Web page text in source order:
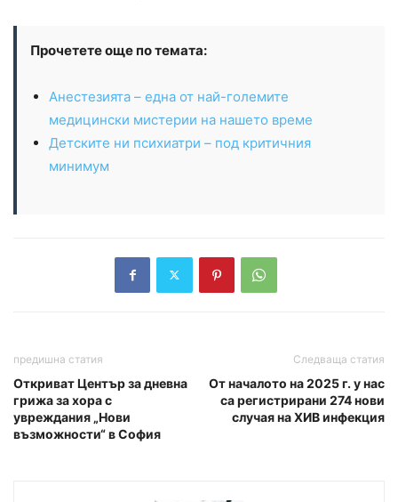
Прочетете още по темата:
Анестезията – една от най-големите
медицински мистерии на нашето време
Детските ни психиатри – под критичния
минимум
предишна статия
Откриват Център за дневна
грижа за хора с
увреждания „Нови
възможности“ в София
Следваща статия
От началото на 2025 г. у нас
са регистрирани 274 нови
случая на ХИВ инфекция